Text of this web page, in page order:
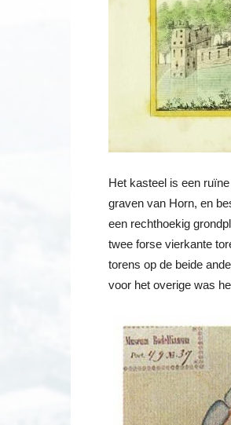
Het kasteel is een
graven van Horn, en
een rechthoekig
twee forse vierkante
torens op de beide
voor het overige was